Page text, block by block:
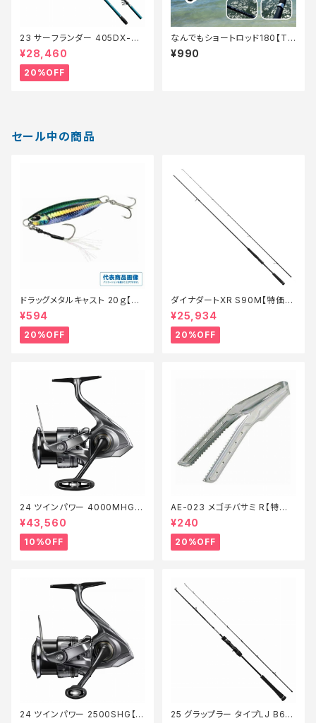
23 サーフランダー 405DX-T
【特価竿】【20】
¥28,460
20%OFF
なんでもショートロッド180【Tオ
リ】
¥990
セール中の商品
ドラッグメタルキャスト 20ｇ【特
価ルアー】【20】
¥594
20%OFF
ダイナダートXR S90M【特価ロ
ッド】【20】
¥25,934
20%OFF
24 ツインパワー 4000MHG
【継続セール_リール】【10】
¥43,560
10%OFF
AE-023 メゴチバサミ R【特価
装備】【20】
¥240
20%OFF
24 ツインパワー 2500SHG【継
25 グラップラー タイプLJ B63-